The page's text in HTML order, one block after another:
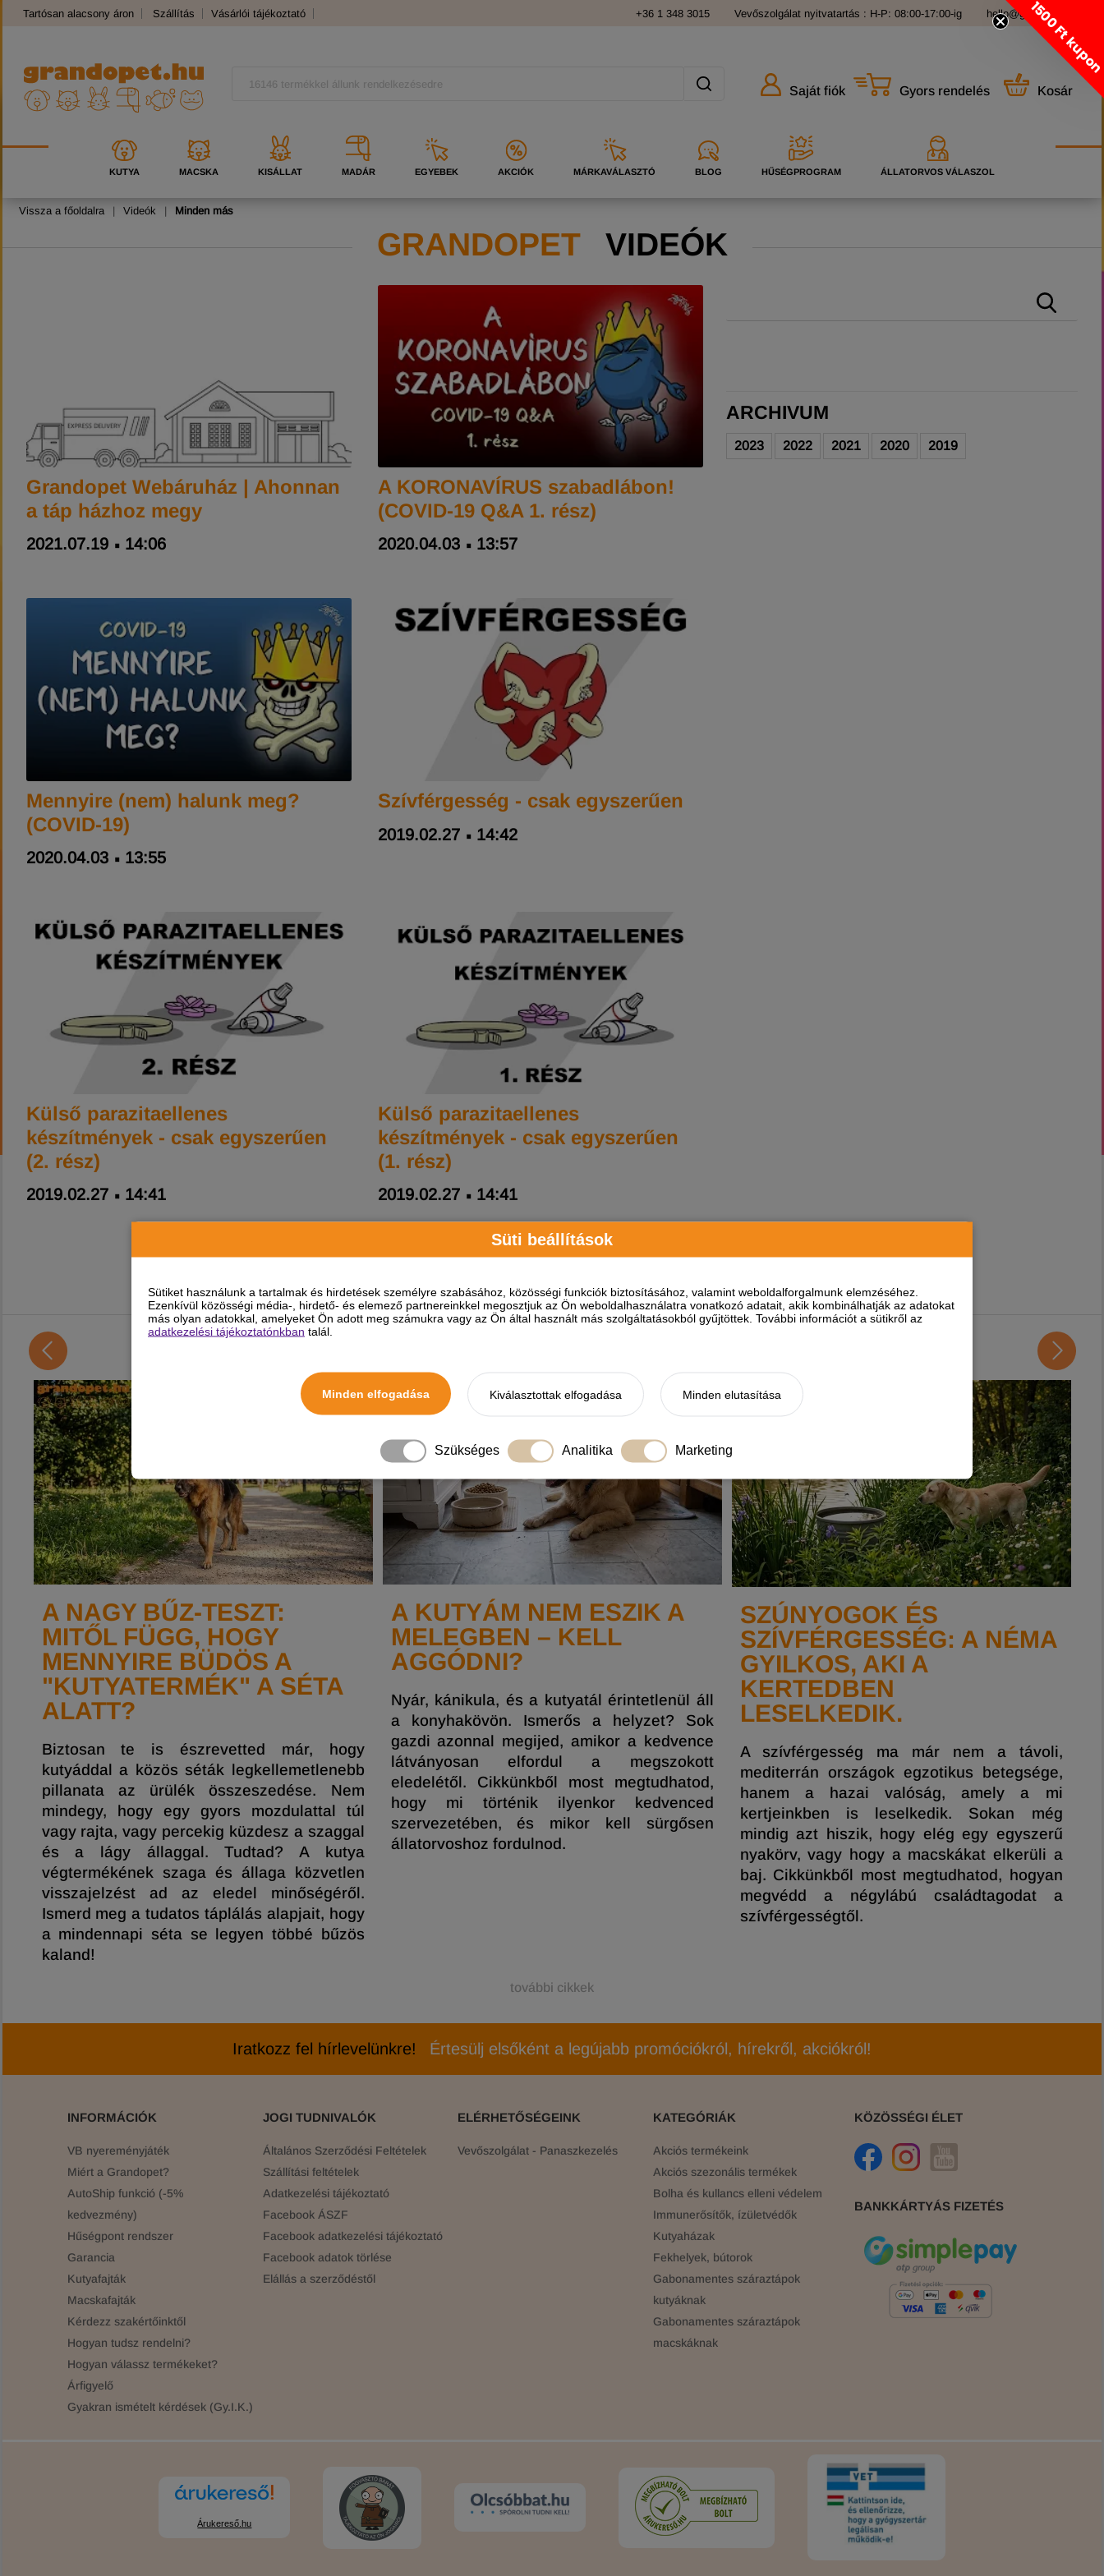
Süti beállítások
Sütiket használunk a tartalmak és hirdetések személyre szabásához, közösségi funkciók biztosításához, valamint weboldalforgalmunk elemzéséhez.
Ezenkívül közösségi média-, hirdető- és elemező partnereinkkel megosztjuk az Ön weboldalhasználatra vonatkozó adatait, akik kombinálhatják az adatokat
más olyan adatokkal, amelyeket Ön adott meg számukra vagy az Ön által használt más szolgáltatásokból gyűjtöttek. További információt a sütikről az
adatkezelési tájékoztatónkban talál.
Minden elfogadása Kiválasztottak elfogadása Minden elutasítása
Szükséges Analitika Marketing
Tartósan alacsony áron Szállítás Vásárlói tájékoztató +36 1 348 3015 Vevőszolgálat nyitvatartás : H-P: 08:00-17:00-ig hello@grandopet.hu
Saját fiók Gyors rendelés Kosár
KUTYA MACSKA KISÁLLAT MADÁR EGYEBEK AKCIÓK MÁRKAVÁLASZTÓ BLOG HŰSÉGPROGRAM ÁLLATORVOS VÁLASZOL
Vissza a főoldalra | Videók | Minden más
GRANDOPET VIDEÓK
Grandopet Webáruház | Ahonnan
a táp házhoz megy
2021.07.19 14:06
A KORONAVÍRUS szabadlábon!
(COVID-19 Q&A 1. rész)
2020.04.03 13:57
Mennyire (nem) halunk meg?
(COVID-19)
2020.04.03 13:55
Szívférgesség - csak egyszerűen
2019.02.27 14:42
Külső parazitaellenes
készítmények - csak egyszerűen
(2. rész)
2019.02.27 14:41
Külső parazitaellenes
készítmények - csak egyszerűen
(1. rész)
2019.02.27 14:41
ARCHIVUM
2023 2022 2021 2020 2019
BLOG
A NAGY BŰZ-TESZT:
MITŐL FÜGG, HOGY
MENNYIRE BÜDÖS A
"KUTYATERMÉK" A SÉTA
ALATT?
Biztosan te is észrevetted már, hogy
kutyáddal a közös séták legkellemetlenebb
pillanata az ürülék összeszedése. Nem
mindegy, hogy egy gyors mozdulattal túl
vagy rajta, vagy percekig küzdesz a szaggal
és a lágy állaggal. Tudtad? A kutya
végtermékének szaga és állaga közvetlen
visszajelzést ad az eledel minőségéről.
Ismerd meg a tudatos táplálás alapjait, hogy
a mindennapi séta se legyen többé bűzös
kaland!
A KUTYÁM NEM ESZIK A
MELEGBEN – KELL
AGGÓDNI?
Nyár, kánikula, és a kutyatál érintetlenül áll
a konyhakövön. Ismerős a helyzet? Sok
gazdi azonnal megijed, amikor a kedvence
látványosan elfordul a megszokott
eledelétől. Cikkünkből most megtudhatod,
hogy mi történik ilyenkor kedvenced
szervezetében, és mikor kell sürgősen
állatorvoshoz fordulnod.
SZÚNYOGOK ÉS
SZÍVFÉRGESSÉG: A NÉMA
GYILKOS, AKI A
KERTEDBEN
LESELKEDIK.
A szívférgesség ma már nem a távoli,
mediterrán országok egzotikus betegsége,
hanem a hazai valóság, amely a mi
kertjeinkben is leselkedik. Sokan még
mindig azt hiszik, hogy elég egy egyszerű
nyakörv, vagy hogy a macskákat elkerüli a
baj. Cikkünkből most megtudhatod, hogyan
megvédd a négylábú családtagodat a
szívférgességtől.
további cikkek
Iratkozz fel hírlevelünkre! Értesülj elsőként a legújabb promóciókról, hírekről, akciókról!
INFORMÁCIÓK
VB nyereményjáték
Miért a Grandopet?
AutoShip funkció (-5%
kedvezmény)
Hűségpont rendszer
Garancia
Kutyafajták
Macskafajták
Kérdezz szakértőinktől
Hogyan tudsz rendelni?
Hogyan válassz termékeket?
Árfigyelő
Gyakran ismételt kérdések (Gy.I.K.)
JOGI TUDNIVALÓK
Általános Szerződési Feltételek
Szállítási feltételek
Adatkezelési tájékoztató
Facebook ÁSZF
Facebook adatkezelési tájékoztató
Facebook adatok törlése
Elállás a szerződéstől
ELÉRHETŐSÉGEINK
Vevőszolgálat - Panaszkezelés
KATEGÓRIÁK
Akciós termékeink
Akciós szezonális termékek
Bolha és kullancs elleni védelem
Immunerősítők, ízületvédők
Kutyaházak
Fekhelyek, bútorok
Gabonamentes száraztápok
kutyáknak
Gabonamentes száraztápok
macskáknak
KÖZÖSSÉGI ÉLET
BANKKÁRTYÁS FIZETÉS
Árukereső.hu
1500 Ft